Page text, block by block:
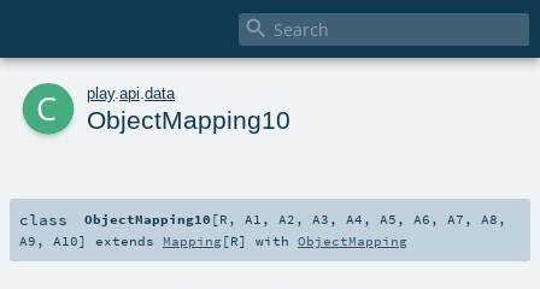

c play. api data
ObjectMapping10
class ObjectMapping10 [R , A1 , A2 , A3 , A4 , A5 , A6 , A7 , A8 ,
A9 , A10] extends Mapping[R] with ObjectMapping